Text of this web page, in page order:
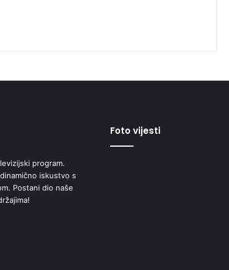
program.
iskustvo s
Postani dio naše
Foto vijesti